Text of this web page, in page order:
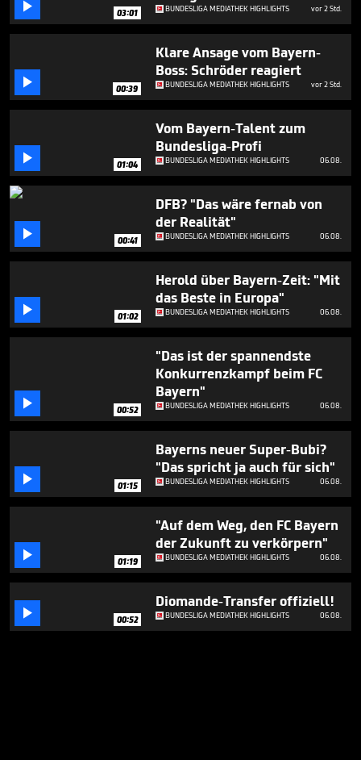
seconds
 03:01 BUNDESLIGA MEDIATHEK HIGHLIGHTS vor 2 Std.
 00:39
Klare Ansage vom Bayern-
Boss: Schröder reagiert
BUNDESLIGA MEDIATHEK HIGHLIGHTS vor 2 Std.
 01:04
Vom Bayern-Talent zum
Bundesliga-Profi
BUNDESLIGA MEDIATHEK HIGHLIGHTS 06.08.
 00:41
DFB? "Das wäre fernab von
der Realität"
BUNDESLIGA MEDIATHEK HIGHLIGHTS 06.08.
 01:02
Herold über Bayern-Zeit: "Mit
das Beste in Europa"
BUNDESLIGA MEDIATHEK HIGHLIGHTS 06.08.
 00:52
"Das ist der spannendste
Konkurrenzkampf beim FC
Bayern"
BUNDESLIGA MEDIATHEK HIGHLIGHTS 06.08.
 01:15
Bayerns neuer Super-Bubi?
"Das spricht ja auch für sich"
BUNDESLIGA MEDIATHEK HIGHLIGHTS 06.08.
 01:19
"Auf dem Weg, den FC Bayern
der Zukunft zu verkörpern"
BUNDESLIGA MEDIATHEK HIGHLIGHTS 06.08.
 00:52
Diomande-Transfer offiziell!
BUNDESLIGA MEDIATHEK HIGHLIGHTS 06.08.